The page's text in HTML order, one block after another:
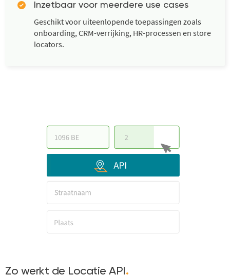
Inzetbaar voor meerdere use cases
Geschikt voor uiteenlopende toepassingen zoals
onboarding, CRM-verrijking, HR-processen en store
locators.
Zo werkt de Locatie API .